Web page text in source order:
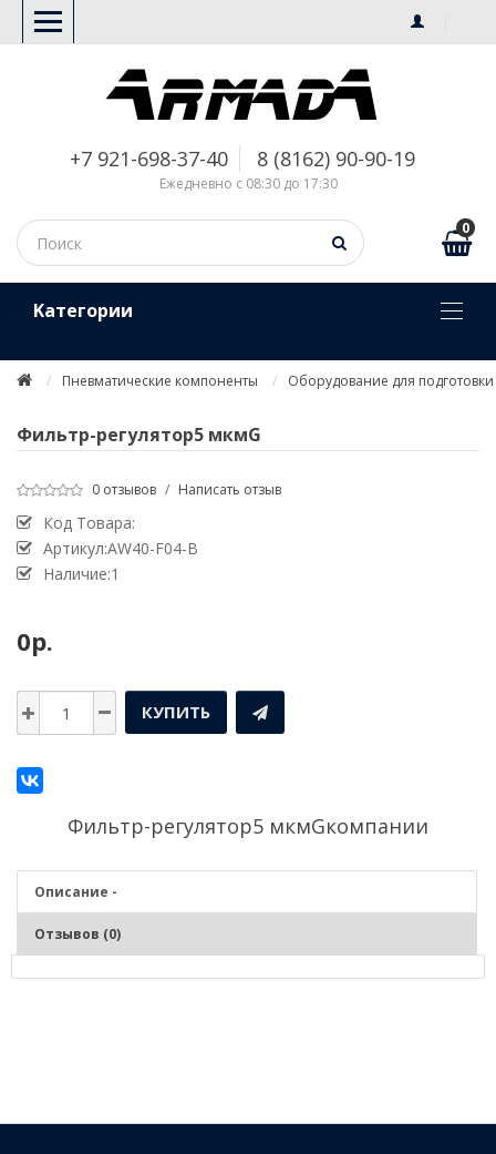
+7 921-698-37-40 8 (8162) 90-90-19
Ежедневно с 08:30 до 17:30
0
Kатегории
Пневматические компоненты Оборудование для подготовки
Фильтр-регулятор5 мкмG
0 отзывов / Написать отзыв
Код Товара:
Артикул:AW40-F04-B
Наличие:1
0р.
КУПИТЬ
Фильтр-регулятор5 мкмGкомпании
Описание -
Отзывов (0)